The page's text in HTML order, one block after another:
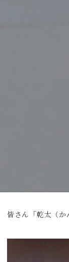
皆さん「乾太（か